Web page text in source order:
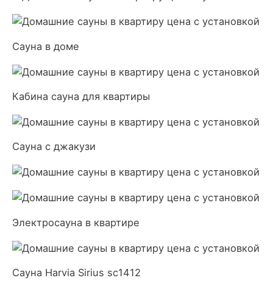
Сауна в доме
Кабина сауна для квартиры
Сауна с джакузи
Электросауна в квартире
Сауна Harvia Sirius sc1412